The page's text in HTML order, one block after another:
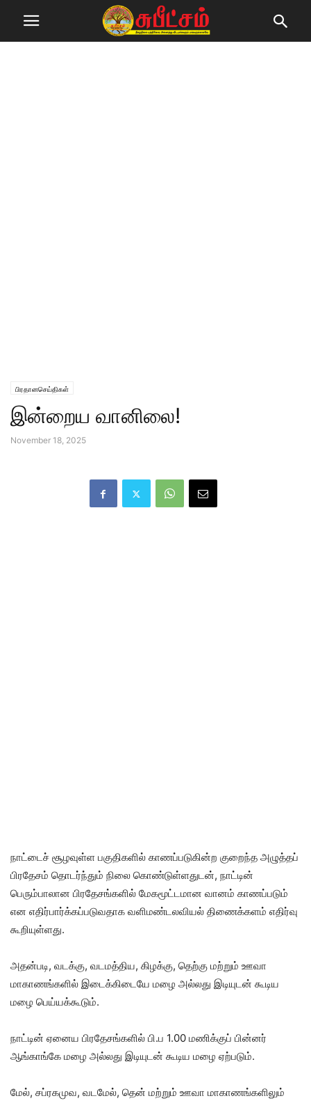
பிரதானசெய்திகள்
இன்றைய வானிலை!
November 18, 2025
நாட்டைச் சூழவுள்ள பகுதிகளில் காணப்படுகின்ற குறைந்த அழுத்தப்
பிரதேசம் தொடர்ந்தும் நிலை கொண்டுள்ளதுடன், நாட்டின்
பெரும்பாலான பிரதேசங்களில் மேகமூட்டமான வானம் காணப்படும்
என எதிர்பார்க்கப்படுவதாக வளிமண்டலவியல் திணைக்களம் எதிர்வு
கூறியுள்ளது.
அதன்படி, வடக்கு, வடமத்திய, கிழக்கு, தெற்கு மற்றும் ஊவா
மாகாணங்களில் இடைக்கிடையே மழை அல்லது இடியுடன் கூடிய
மழை பெய்யக்கூடும்.
நாட்டின் ஏனைய பிரதேசங்களில் பி.ப 1.00 மணிக்குப் பின்னர்
ஆங்காங்கே மழை அல்லது இடியுடன் கூடிய மழை ஏற்படும்.
மேல், சப்ரகமுவ, வடமேல், தென் மற்றும் ஊவா மாகாணங்களிலும்